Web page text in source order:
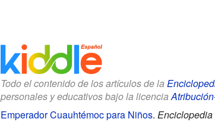
Todo el contenido de los artículos de la
personales y educativos bajo la licencia
Emperador Cuauhtémoc para Niños. Enciclopedia